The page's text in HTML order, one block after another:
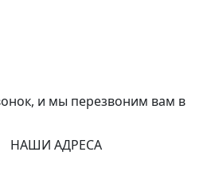
и мы перезвоним вам в
НАШИ АДРЕСА